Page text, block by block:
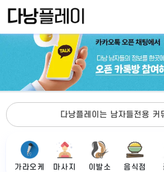
다낭플레이는 남자들전용 커
가라오케 마사지 이발소 음식점